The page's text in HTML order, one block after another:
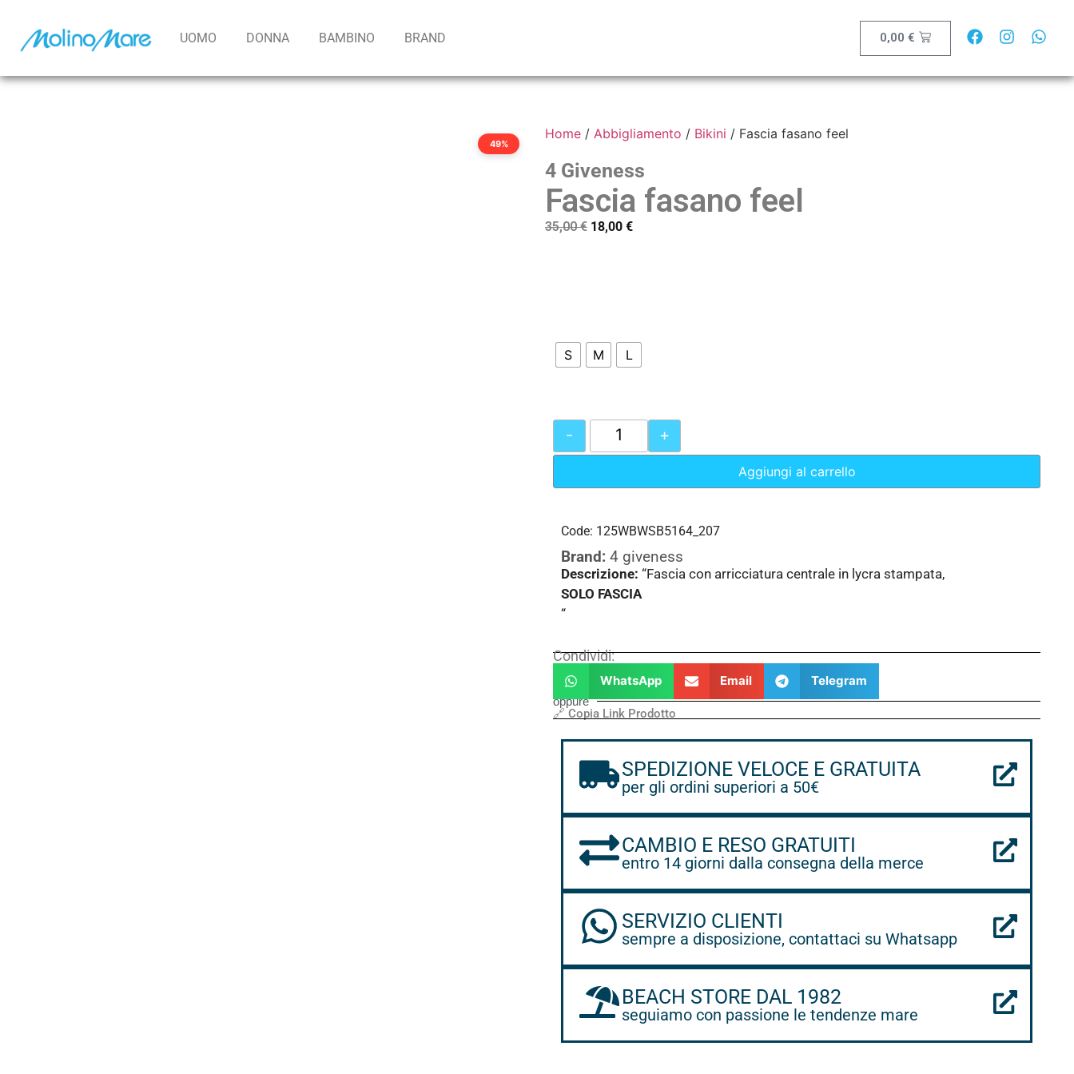
UOMO DONNA BAMBINO BRAND 0,00€
49%
Home / Abbigliamento / Bikini / Fascia fasano feel
4 Giveness
Fascia fasano feel
35,00€ 18,00 €
S M L
- +
Aggiungi al carrello
Code: 125WBWSB5164_207
Brand: 4 giveness
Descrizione: “Fascia con arricciatura centrale in lycra stampata,
SOLO FASCIA
“
Condividi:
WhatsApp Email Telegram
oppure
🔗 Copia Link Prodotto
SPEDIZIONE VELOCE E GRATUITA
per gli ordini superiori a 50€
CAMBIO E RESO GRATUITI
entro 14 giorni dalla consegna della merce
SERVIZIO CLIENTI
sempre a disposizione, contattaci su Whatsapp
BEACH STORE DAL 1982
seguiamo con passione le tendenze mare